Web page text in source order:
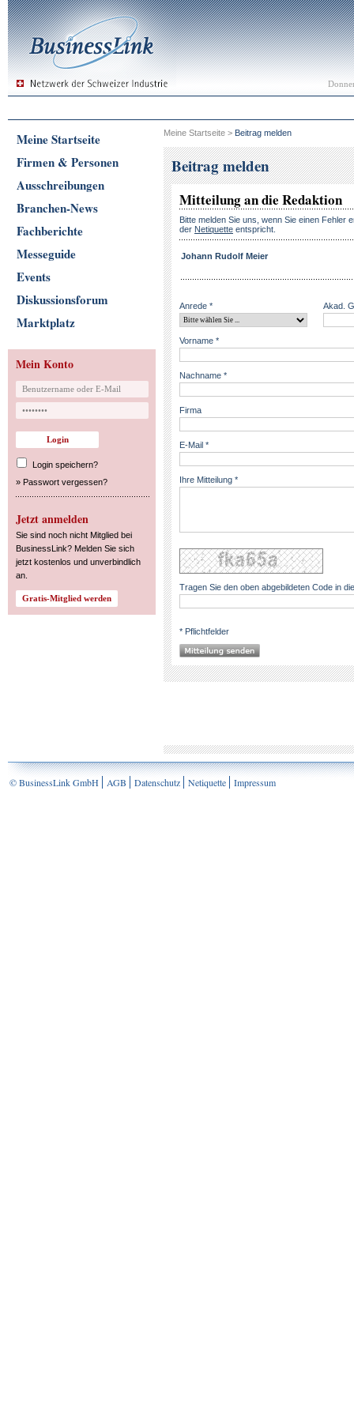
Meine Startseite
Firmen & Personen
Ausschreibungen
Branchen-News
Fachberichte
Messeguide
Events
Diskussionsforum
Marktplatz
Mein Konto
Login speichern?
» Passwort vergessen?
Jetzt anmelden
Sie sind noch nicht Mitglied bei
BusinessLink? Melden Sie sich
jetzt kostenlos und unverbindlich
an.
Meine Startseite > Beitrag melden
Beitrag melden
Mitteilung an die Redaktion
Bitte melden Sie uns, wenn Sie einen Fehler
der Netiquette entspricht.
Johann Rudolf Meier
Anrede * Akad.
Vorname *
Nachname *
Firma
E-Mail *
Ihre Mitteilung *
Tragen Sie den oben abgebildeten Code in
* Pflichtfelder
© BusinessLink GmbH AGB Datenschutz Netiquette Impressum